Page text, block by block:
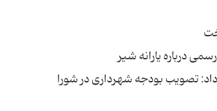
درباره یارانه شیر
تصویب بودجه شهرداری در شورا